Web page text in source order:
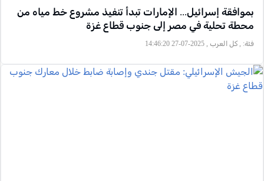
بموافقة إسرائيل... الإمارات تبدأ تنفيذ مشروع خط مياه من
محطة تحلية في مصر إلى جنوب قطاع غزة
فئة: , كل العرب , 2025-07-27 14:46:20